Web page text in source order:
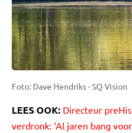
Foto: Dave Hendriks - SQ Vision
LEES OOK: Directeur
verdronk: ‘Al jaren bang